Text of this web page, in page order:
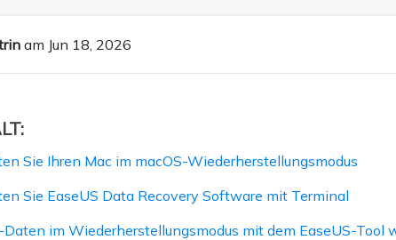
Email Recovery
am Jun 18, 2026
Sie Ihren Mac im macOS-Wiederherstellungsmodus
Sie EaseUS Data Recovery Software mit Terminal
im Wiederherstellungsmodus mit dem EaseUS-Tool